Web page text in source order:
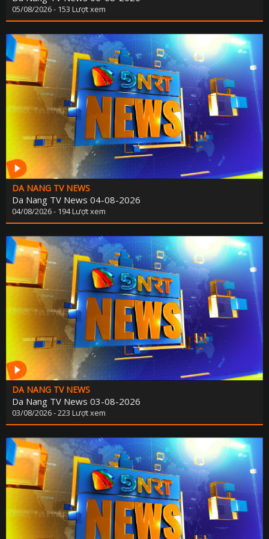
QUỐC
CHÍNH SÁCH - VĂN BẢN
THỂ
VĂN HÓA - GIẢI
Y TẾ - GIÁO
GÓP Ý DỰ THẢO LUẬT ĐẤT ĐAI (SỬA
TIẾNG DÂN TỘC THIỂU
DÂN TỘC VÀ MIỀN NÚI TIẾNG CƠ
BẢNG GIÁ QUẢNG
ĐẤU THẦU, MUA SẮM
KẾ HOẠCH PHÁT TRIỂN
LỊCH CƠ
TIN
THÔNG BÁO - TUYỂN
THÔNG TIN BÁO
05/08/2026 - 153 Lượt xem
DA NANG TV NEWS
Da Nang TV News 04-08-2026
04/08/2026 - 194 Lượt xem
DA NANG TV NEWS
Da Nang TV News 03-08-2026
03/08/2026 - 223 Lượt xem